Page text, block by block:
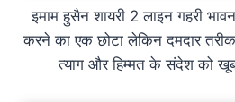
इमाम हुसैन शायरी 2 लाइन गहरी
करने का एक छोटा लेकिन दमदार
त्याग और हिम्मत के संदेश को